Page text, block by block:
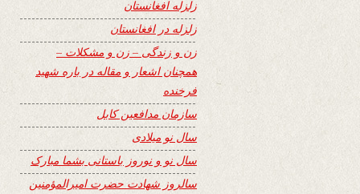
زلزله افغانستان
زلزله در افغانستان
زن و زندگی – زن و مشکلات –
همچنان اشعار و مقاله در باره شهید
فرخنده
سازمان مدافعین کابل
سال نو میلادی
سال نو و نوروز باستانی بشما مبارک
سالروز شهادت حضرت امیرالمؤمنین